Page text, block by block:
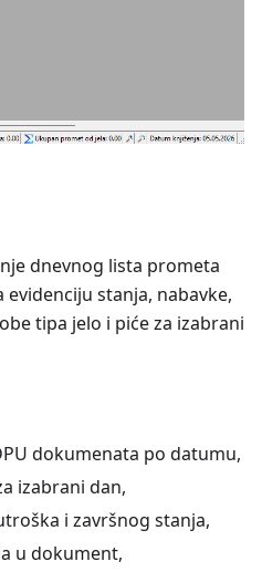
dnevnog lista prometa
stanja, nabavke,
tipa jelo i piće za izabrani
dokumenata po datumu,
izabrani dan,
i završnog stanja,
u dokument,